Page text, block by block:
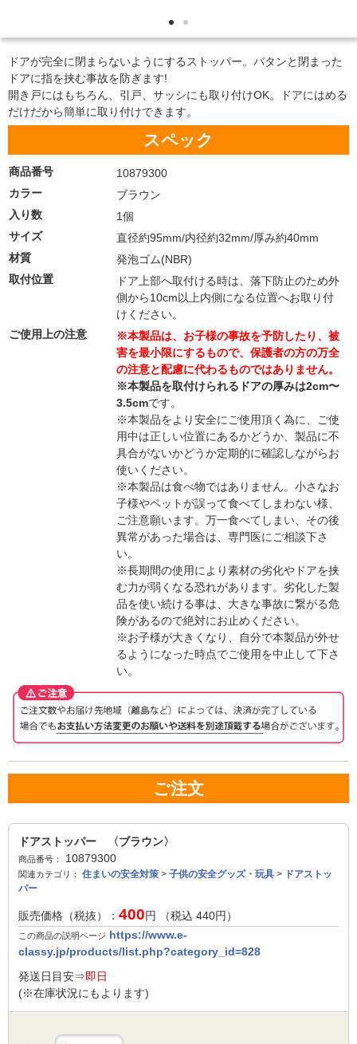
ドアが完全に閉まらないようにするストッパー。バタンと閉まった
ドアに指を挟む事故を防ぎます!
開き戸にはもちろん、引戸、サッシにも取り付けOK。ドアにはめる
だけだから簡単に取り付けできます。
スペック
商品番号
10879300
カラー
ブラウン
入り数
1個
サイズ
直径約95mm/内径約32mm/厚み約40mm
材質
発泡ゴム(NBR)
取付位置
ドア上部へ取付ける時は、落下防止のため外
側から10cm以上内側になる位置へお取り付
けください。
ご使用上の注意
※本製品は、お子様の事故を予防したり、被
害を最小限にするもので、保護者の方の万全
の注意と配慮に代わるものではありません。
※本製品を取付けられるドアの厚みは2cm〜
3.5cmです。
※本製品をより安全にご使用頂く為に、ご使
用中は正しい位置にあるかどうか、製品に不
具合がないかどうか定期的に確認しながらお
使いください。
※本製品は食べ物ではありません。小さなお
子様やペットが誤って食べてしまわない様、
ご注意願います。万一食べてしまい、その後
異常があった場合は、専門医にご相談下さ
い。
※長期間の使用により素材の劣化やドアを挟
む力が弱くなる恐れがあります。劣化した製
品を使い続ける事は、大きな事故に繋がる危
険があるので絶対にお止めください。
※お子様が大きくなり、自分で本製品が外せ
るようになった時点でご使用を中止して下さ
い。
ご注文
ドアストッパー 〈ブラウン〉
商品番号： 10879300
関連カテゴリ： 住まいの安全対策 > 子供の安全グッズ・玩具 > ドアストッ
パー
販売価格（税抜）： 400円 （税込 440円）
この商品の説明ページ https://www.e-
classy.jp/products/list.php?category_id=828
発送日目安⇒即日
(※在庫状況にもよります)